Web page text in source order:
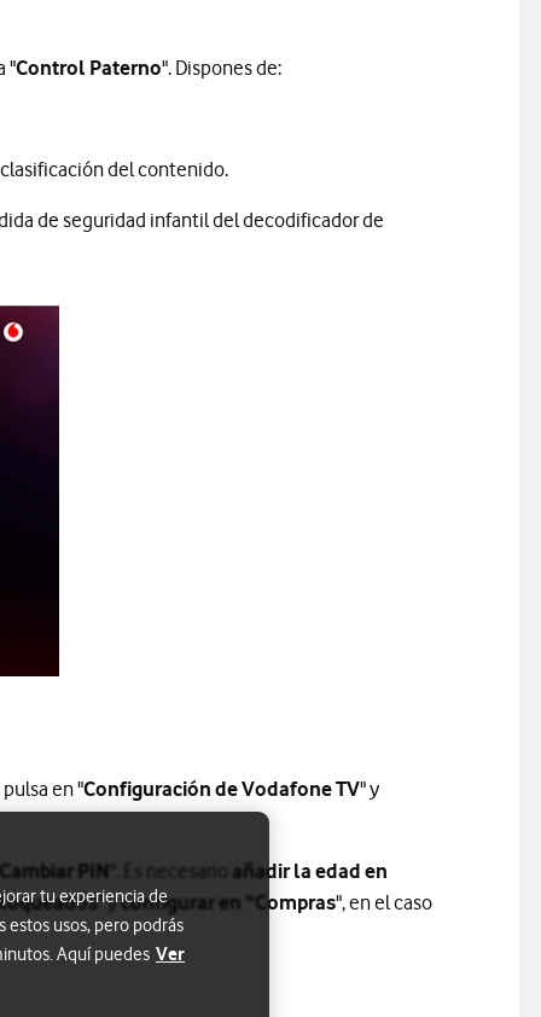
"Control Paterno". Dispones de:
del contenido.
de seguridad infantil del decodificador de
en "Configuración de Vodafone TV" y
Cambiar PIN ". Es necesario añadir la edad en
" yconfigurar en "Compras", en el caso
tu experiencia de
estos usos, pero podrás
Aquí puedes Ver